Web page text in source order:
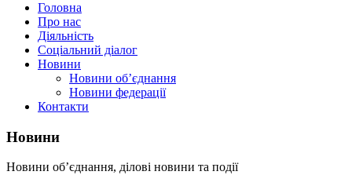
Головна
Про нас
Діяльність
Соціальний діалог
Новини
Новини об’єднання
Новини федерації
Контакти
Новини
Новини об’єднання, ділові новини та події